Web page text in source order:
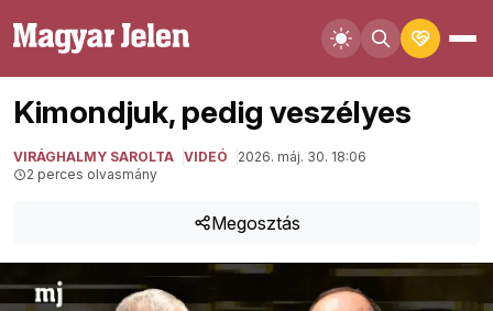
Kimondjuk, pedig veszélyes
VIRÁGHALMY SAROLTA VIDEÓ
2026. máj. 30. 18:06
2 perces olvasmány
Megosztás